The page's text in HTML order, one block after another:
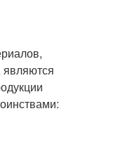
являются